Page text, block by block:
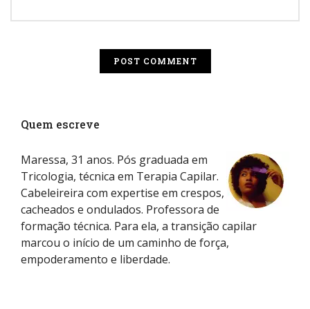
Quem escreve
Maressa, 31 anos. Pós graduada em
Tricologia, técnica em Terapia Capilar.
Cabeleireira com expertise em crespos,
cacheados e ondulados. Professora de
formação técnica. Para ela, a transição capilar
marcou o início de um caminho de força,
empoderamento e liberdade.